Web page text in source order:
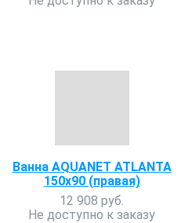
Ванна AQUANET ATLANTA
150x90 (правая)
12 908 руб.
Не доступно к заказу